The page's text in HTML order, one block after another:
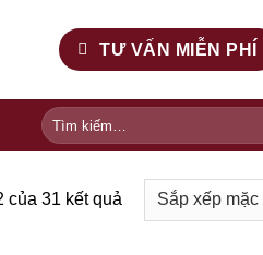
TƯ VẤN MIỄN PHÍ
Tìm
kiếm:
của 31 kết quả